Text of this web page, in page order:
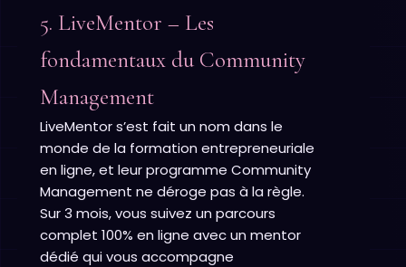
5. LiveMentor – Les
fondamentaux du Community
Management
LiveMentor s’est fait un nom dans le
monde de la formation entrepreneuriale
en ligne, et leur programme Community
Management ne déroge pas à la règle.
Sur 3 mois, vous suivez un parcours
complet 100% en ligne avec un mentor
dédié qui vous accompagne